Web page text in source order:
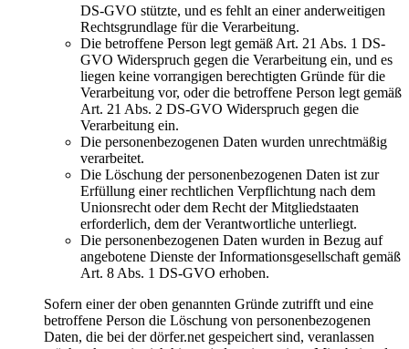
DS-GVO stützte, und es fehlt an einer anderweitigen
Rechtsgrundlage für die Verarbeitung.
Die betroffene Person legt gemäß Art. 21 Abs. 1 DS-
GVO Widerspruch gegen die Verarbeitung ein, und es
liegen keine vorrangigen berechtigten Gründe für die
Verarbeitung vor, oder die betroffene Person legt gemäß
Art. 21 Abs. 2 DS-GVO Widerspruch gegen die
Verarbeitung ein.
Die personenbezogenen Daten wurden unrechtmäßig
verarbeitet.
Die Löschung der personenbezogenen Daten ist zur
Erfüllung einer rechtlichen Verpflichtung nach dem
Unionsrecht oder dem Recht der Mitgliedstaaten
erforderlich, dem der Verantwortliche unterliegt.
Die personenbezogenen Daten wurden in Bezug auf
angebotene Dienste der Informationsgesellschaft gemäß
Art. 8 Abs. 1 DS-GVO erhoben.
Sofern einer der oben genannten Gründe zutrifft und eine
betroffene Person die Löschung von personenbezogenen
Daten, die bei der dörfer.net gespeichert sind, veranlassen